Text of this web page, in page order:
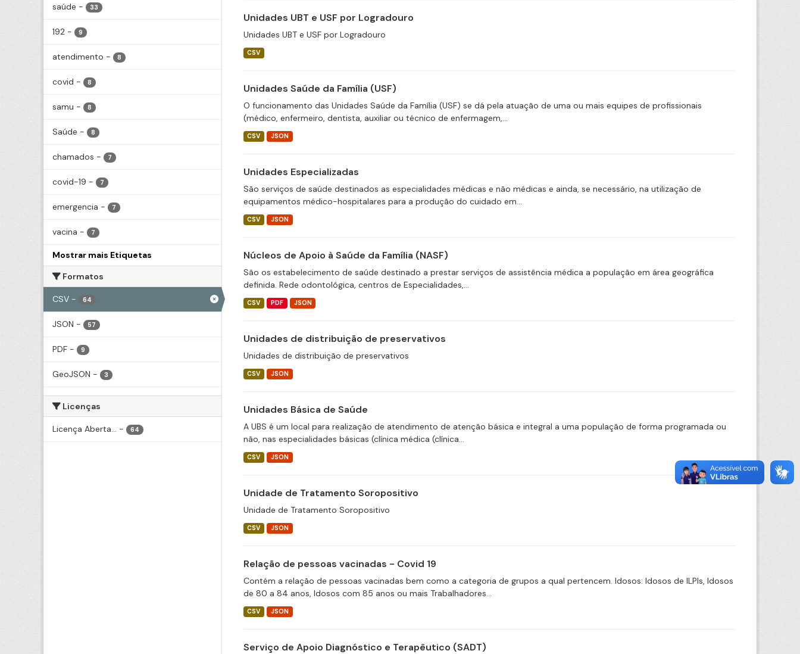
saúde - 33
192 - 9
atendimento - 8
covid - 8
samu - 8
Saúde - 8
chamados - 7
covid-19 - 7
emergencia - 7
vacina - 7
Mostrar mais Etiquetas
Formatos
CSV - 64
JSON - 57
PDF - 9
GeoJSON - 3
Licenças
Licença Aberta... - 64
Unidades UBT e USF por Logradouro
Unidades UBT e USF por Logradouro
CSV
Unidades Saúde da Família (USF)
O funcionamento das Unidades Saúde da Família (USF) se dá pela atuação de uma ou mais equipes de profissionais
(médico, enfermeiro, dentista, auxiliar ou técnico de enfermagem,...
CSV JSON
Unidades Especializadas
São serviços de saúde destinados as especialidades médicas e não médicas e ainda, se necessário, na utilização de
equipamentos médico-hospitalares para a produção do cuidado em...
CSV JSON
Núcleos de Apoio à Saúde da Família (NASF)
São os estabelecimento de saúde destinado a prestar serviços de assistência médica a população em área geográfica
definida. Rede odontológica, centros de Especialidades,...
CSV PDF JSON
Unidades de distribuição de preservativos
Unidades de distribuição de preservativos
CSV JSON
Unidades Básica de Saúde
A UBS é um local para realização de atendimento de atenção básica e integral a uma população de forma programada ou
não, nas especialidades básicas (clínica médica (clínica...
CSV JSON
Unidade de Tratamento Soropositivo
Unidade de Tratamento Soropositivo
CSV JSON
Relação de pessoas vacinadas - Covid 19
Contém a relação de pessoas vacinadas bem como a categoria de grupos a qual pertencem. Idosos: Idosos de ILPIs, Idosos
de 80 a 84 anos, Idosos com 85 anos ou mais Trabalhadores...
CSV JSON
Serviço de Apoio Diagnóstico e Terapêutico (SADT)